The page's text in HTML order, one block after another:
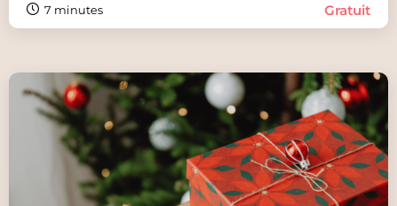
7 minutes Gratuit